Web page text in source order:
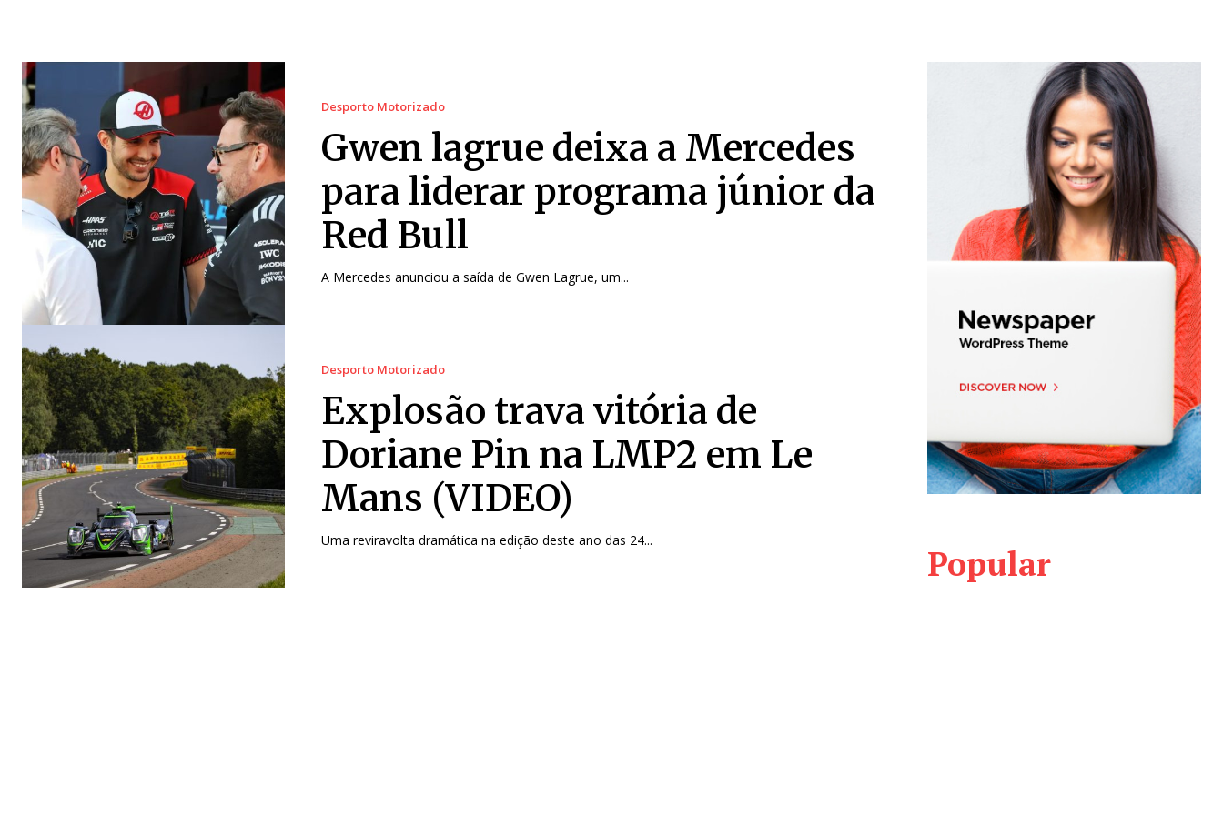
Desporto Motorizado
Gwen lagrue deixa a Mercedes
para liderar programa júnior da
Red Bull
A Mercedes anunciou a saída de Gwen Lagrue, um...
Desporto Motorizado
Explosão trava vitória de
Doriane Pin na LMP2 em Le
Mans (VIDEO)
Uma reviravolta dramática na edição deste ano das 24...
Popular